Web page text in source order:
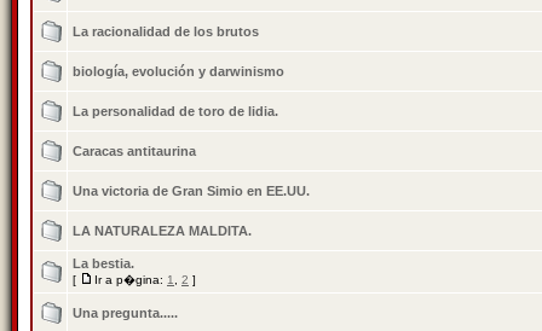
La racionalidad de los brutos
biología, evolución y darwinismo
La personalidad de toro de lidia.
Caracas antitaurina
Una victoria de Gran Simio en EE.UU.
LA NATURALEZA MALDITA.
La bestia.
[ Ir a p�gina: 1 2 ]
Una pregunta.....